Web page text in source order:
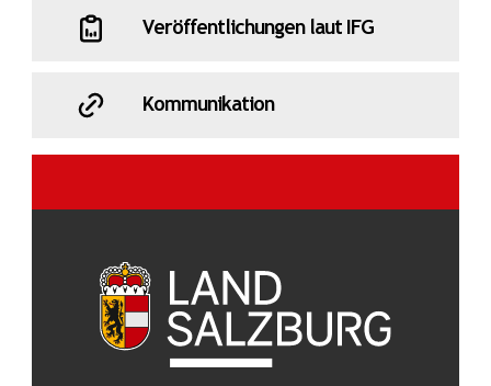
Veröffentlichungen laut IFG
Kommunikation